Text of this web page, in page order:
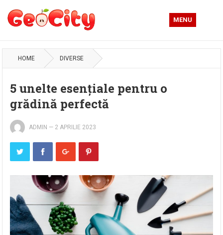
MENU
HOME DIVERSE
5 unelte esențiale pentru o
grădină perfectă
ADMIN — 2 APRILIE 2023